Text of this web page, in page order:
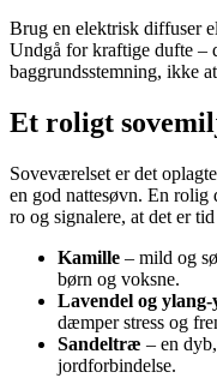
Brug en elektrisk diffuser
Undgå for kraftige dufte –
baggrundsstemning, ikke
Et roligt
Soveværelset er det
en god nattesøvn. En
ro og signalere, at det er
Kamille – mild og
børn og voksne.
Lavendel og ylang-
dæmper stress og
Sandeltræ – en
jordforbindelse.